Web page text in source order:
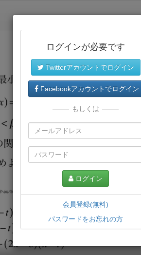
ログインが必要です
Twitterアカウントでログイン
Facebookアカウントでログイン
もしくは
ログイン
会員登録(無料)
パスワードをお忘れの方